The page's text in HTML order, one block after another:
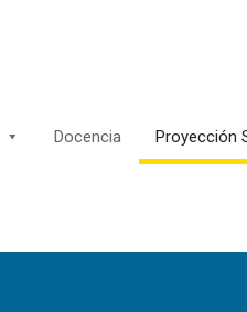
Docencia Proyección